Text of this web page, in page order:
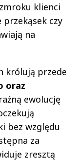
klienci
przekąsek czy
na
królują przede
oraz
ewolucję
bez względu
za
zresztą